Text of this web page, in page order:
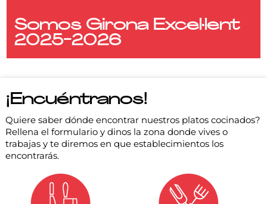
Somos Girona Excel·lent
2025-2026
¡Encuéntranos!
Quiere saber dónde encontrar nuestros platos cocinados?
Rellena el formulario y dinos la zona donde vives o
trabajas y te diremos en que establecimientos los
encontrarás.